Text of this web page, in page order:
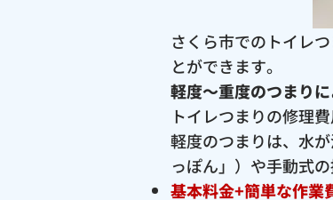
さくら市でのトイレ
とができます。
軽度〜重度のつまり
トイレつまりの修理費
軽度のつまりは、水
っぽん」）や手動式
基本料金+簡単な作